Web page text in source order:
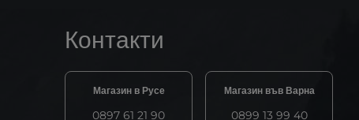
Контакти
Магазин в Русе
0897 61 21 90
Магазин във Варна
0899 13 99 40